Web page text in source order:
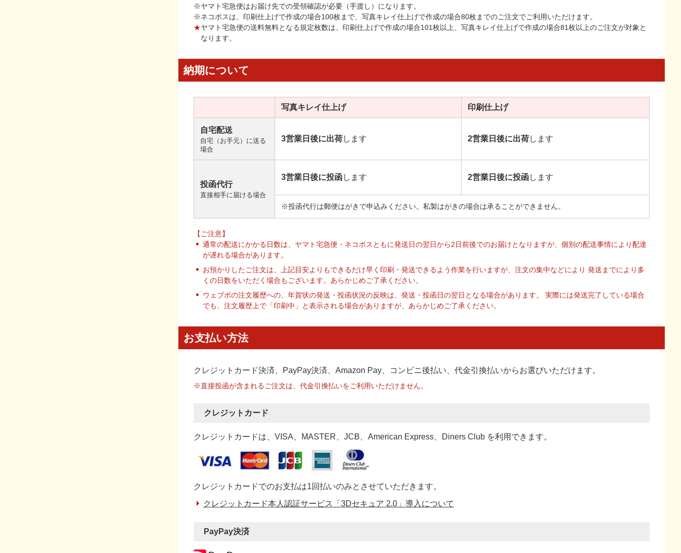
※ヤマト宅急便はお届け先での受領確認が必要（手渡し）になります。
※ネコポスは、印刷仕上げで作成の場合100枚まで、写真キレイ仕上げで作成の場合80枚までのご注文でご利用いただけます。
★ヤマト宅急便の送料無料となる規定枚数は、印刷仕上げで作成の場合101枚以上、写真キレイ仕上げで作成の場合81枚以上のご注文が対象と
なります。
納期について
写真キレイ仕上げ 印刷仕上げ
自宅配送
自宅（お手元）に送る
場合
3営業日後に出荷します 2営業日後に出荷します
投函代行
直接相手に届ける場合
3営業日後に投函します 2営業日後に投函します
※投函代行は郵便はがきで申込みください。私製はがきの場合は承ることができません。
【ご注意】
通常の配送にかかる日数は、ヤマト宅急便・ネコポスともに発送日の翌日から2日前後でのお届けとなりますが、個別の配送事情により配達
が遅れる場合があります。
お預かりしたご注文は、上記目安よりもできるだけ早く印刷・発送できるよう作業を行いますが、注文の集中などにより 発送までにより多
くの日数をいただく場合もございます。あらかじめご了承ください。
ウェブポの注文履歴への、年賀状の発送・投函状況の反映は、発送・投函日の翌日となる場合があります。 実際には発送完了している場合
でも、注文履歴上で「印刷中」と表示される場合がありますが、あらかじめご了承ください。
お支払い方法
クレジットカード決済、PayPay決済 、Amazon Pay、コンビニ後払い、代金引換払いからお選びいただけます。
※直接投函が含まれるご注文は、代金引換払いをご利用いただけません。
クレジットカード
クレジットカードは、VISA、MASTER、JCB、American Express、Diners Club を利用できます。
クレジットカードでのお支払は1回払いのみとさせていただきます。
クレジットカード本人認証サービス「3Dセキュア 2.0」導入について
PayPay決済